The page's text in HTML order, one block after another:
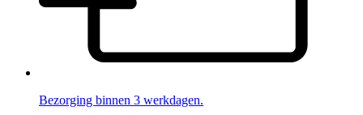
Bezorging binnen 3 werkdagen.